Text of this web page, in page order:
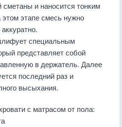
сметаны и наносится тонким
этапе смесь нужно
специальным
представляет собой
в держатель. Далее
последний раз и
высыхания.
с матрасом от пола: